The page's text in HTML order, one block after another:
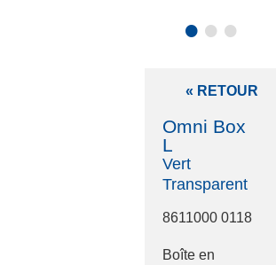
•••
« RETOUR
Omni Box
L
Vert
Transparent
8611000 0118
Boîte en